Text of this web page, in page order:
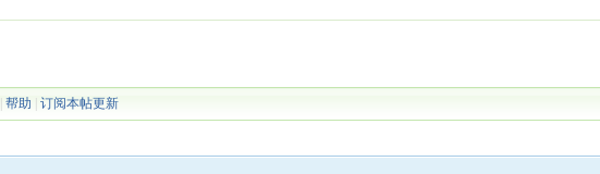
|帮助 |订阅本帖更新